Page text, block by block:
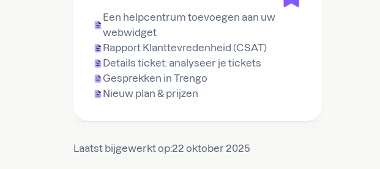
Een helpcentrum toevoegen aan uw
webwidget
Rapport Klanttevredenheid (CSAT)
Details ticket: analyseer je tickets
Gesprekken in Trengo
Nieuw plan & prijzen
Laatst bijgewerkt op:22 oktober 2025